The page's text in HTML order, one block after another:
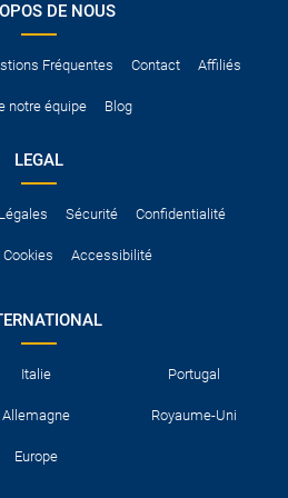
pouvez vous renseigner auprès des
concerné.
DE NOUS
Fréquentes Contact Affiliés
notre équipe Blog
LEGAL
Sécurité Confidentialité
Accessibilité
Italie Portugal
Allemagne Royaume-Uni
Europe